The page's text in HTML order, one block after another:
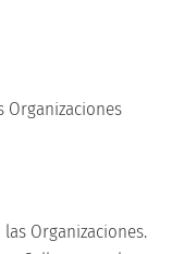
Organizaciones
Organizaciones.